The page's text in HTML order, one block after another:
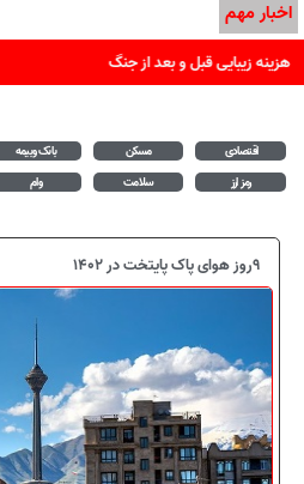
اخبار مهم
هزینه زیبایی قبل و بعد از جنگ
اقتصادی مسکن بانک وبیمه
رمز ارز
سلامت وام
9روز هوای پاک پایتخت در 1402